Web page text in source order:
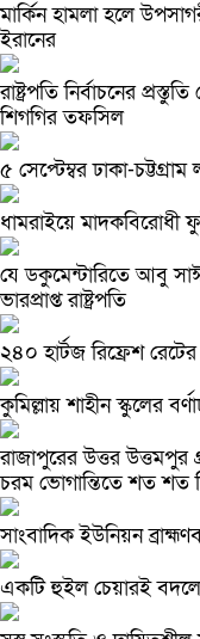
মার্কিন হামলা হলে
ইরানের
রাষ্ট্রপতি নির্বাচনের
শিগগির তফসিল
৫ সেপ্টেম্বর ঢাকা-
ধামরাইয়ে মাদকবিরোধী
যে ডকুমেন্টারিতে আবু
ভারপ্রাপ্ত রাষ্ট্রপতি
২৪০ হার্টজ রিফ্রেশ
কুমিল্লায় শাহীন স্কুলের
রাজাপুরের উত্তর উত্তমপুর
চরম ভোগান্তিতে শত শত
সাংবাদিক ইউনিয়ন
একটি হুইল চেয়ারই বদলে